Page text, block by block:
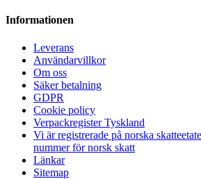
Informationen
Leverans
Användarvillkor
Om oss
Säker betalning
GDPR
Cookie policy
Verpackregister Tyskland
Vi är registrerade på norska
nummer för norsk skatt
Länkar
Sitemap